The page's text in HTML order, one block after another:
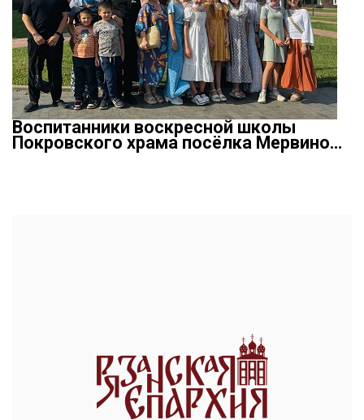
Воспитанники воскресной школы
Покровского храма посёлка Мервино…